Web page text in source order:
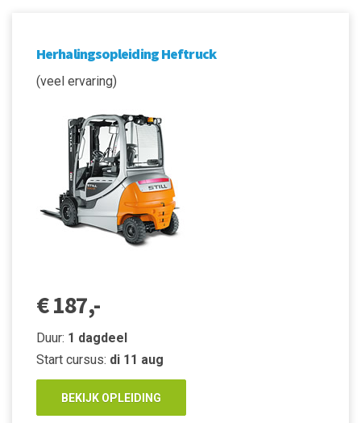
Herhalingsopleiding Heftruck
(veel ervaring)
€ 187,-
Duur: 1 dagdeel
Start cursus: di 11 aug
BEKIJK OPLEIDING